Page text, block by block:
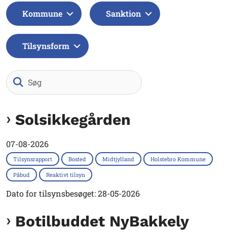
Kommune Sanktion
Tilsynsform
Solsikkegården
07-08-2026
Tilsynsrapport Bosted Midtjylland Holstebro Kommune
Påbud Reaktivt tilsyn
Dato for tilsynsbesøget: 28-05-2026
Botilbuddet NyBakkely